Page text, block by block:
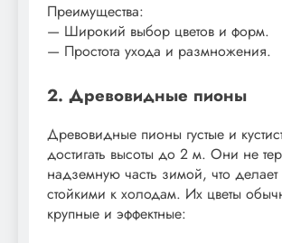
Преимущества:
— Широкий выбор цветов и форм.
— Простота ухода и размножения.
2. Древовидные пионы
Древовидные пионы густые и
достигать высоты до 2 м. Они не
надземную часть зимой, что
стойкими к холодам. Их цветы
крупные и эффектные: